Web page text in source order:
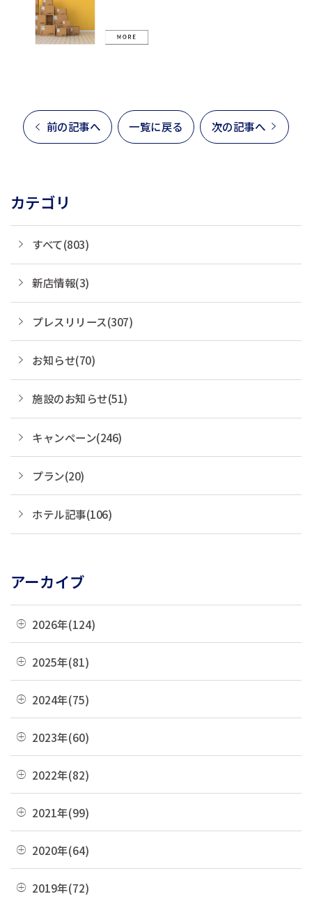
前の記事へ 一覧に戻る 次の記事へ
カテゴリ
すべて(803)
新店情報(3)
プレスリリース(307)
お知らせ(70)
施設のお知らせ(51)
キャンペーン(246)
プラン(20)
ホテル記事(106)
アーカイブ
2026年(124)
08月(3)
07月(21)
05月(13)
04月(10)
03月(36)
01月(13)
2025年(81)
12月(8)
11月(22)
09月(3)
08月(4)
07月(7)
05月(6)
2024年(75)
12月(4)
11月(6)
09月(4)
08月(6)
07月(6)
2023年(60)
12月(4)
11月(3)
09月(8)
08月(4)
2022年(82)
12月(8)
11月(5)
09月(8)
2021年(99)
12月(9)
11月(7)
2020年(64)
12月(2)
2019年(72)